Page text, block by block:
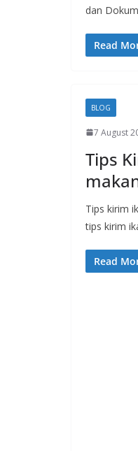
dan
Read
BLOG
7 August
Tips
Tips kirim
tips kirim
Read